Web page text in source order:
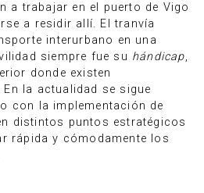
a trabajar en el puerto de Vigo
a residir allí. El tranvía
interurbano en una
siempre fue su hándicap,
donde existen
la actualidad se sigue
con la implementación de
distintos puntos estratégicos
rápida y cómodamente los